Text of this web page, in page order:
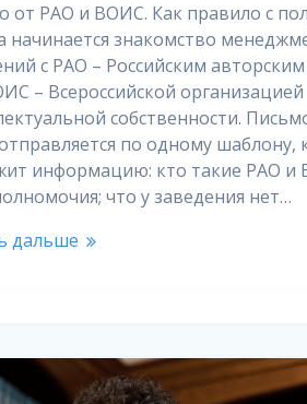
от РАО и ВОИС. Как правило с
начинается знакомство
с РАО – Российским
– Всероссийской организацией
собственности.
по одному шаблону,
информацию: кто такие РАО и
что у заведения нет…
дальше